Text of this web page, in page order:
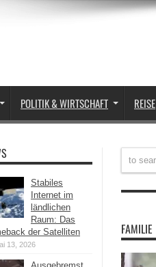
POLITIK & WIRTSCHAFT REISE
Stabiles
Internet im
ländlichen
Raum: Das
der Satelliten
13, 2026
FAMILIE